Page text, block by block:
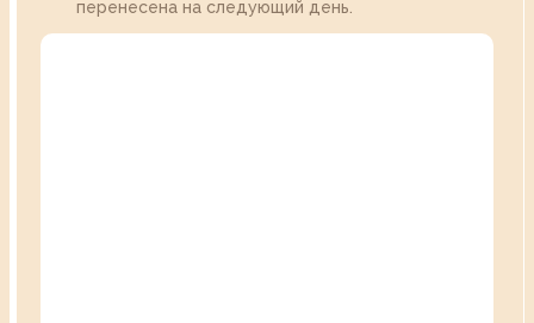
перенесена на следующий день.